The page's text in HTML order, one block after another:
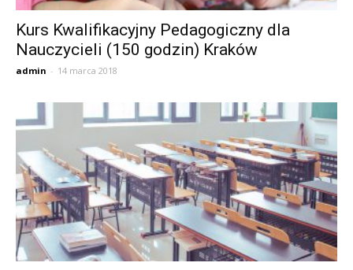
Kurs Kwalifikacyjny Pedagogiczny dla
Nauczycieli (150 godzin) Kraków
admin - 14 marca 2018